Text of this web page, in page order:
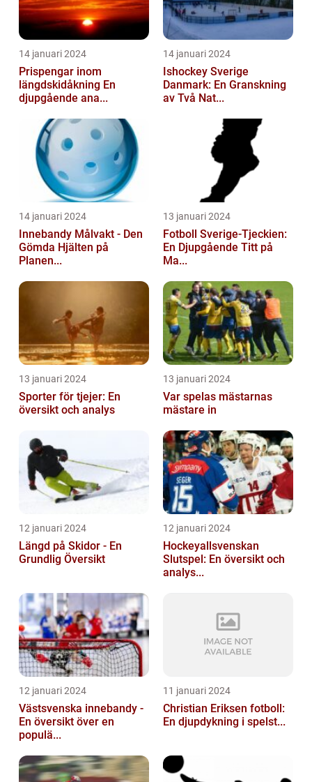
14 januari 2024
Prispengar inom
längdskidåkning En
djupgående ana...
14 januari 2024
Ishockey Sverige
Danmark: En Granskning
av Två Nat...
14 januari 2024
Innebandy Målvakt - Den
Gömda Hjälten på
Planen...
13 januari 2024
Fotboll Sverige-Tjeckien:
En Djupgående Titt på
Ma...
13 januari 2024
Sporter för tjejer: En
översikt och analys
13 januari 2024
Var spelas mästarnas
mästare in
12 januari 2024
Längd på Skidor - En
Grundlig Översikt
12 januari 2024
Hockeyallsvenskan
Slutspel: En översikt och
analys...
12 januari 2024
Västsvenska innebandy -
En översikt över en
populä...
11 januari 2024
Christian Eriksen fotboll:
En djupdykning i spelst...